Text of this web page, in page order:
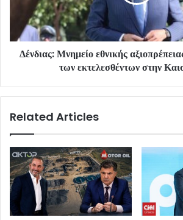
Δένδιας: Μνημείο εθνικής
των εκτελεσθέντων στην
Related Articles